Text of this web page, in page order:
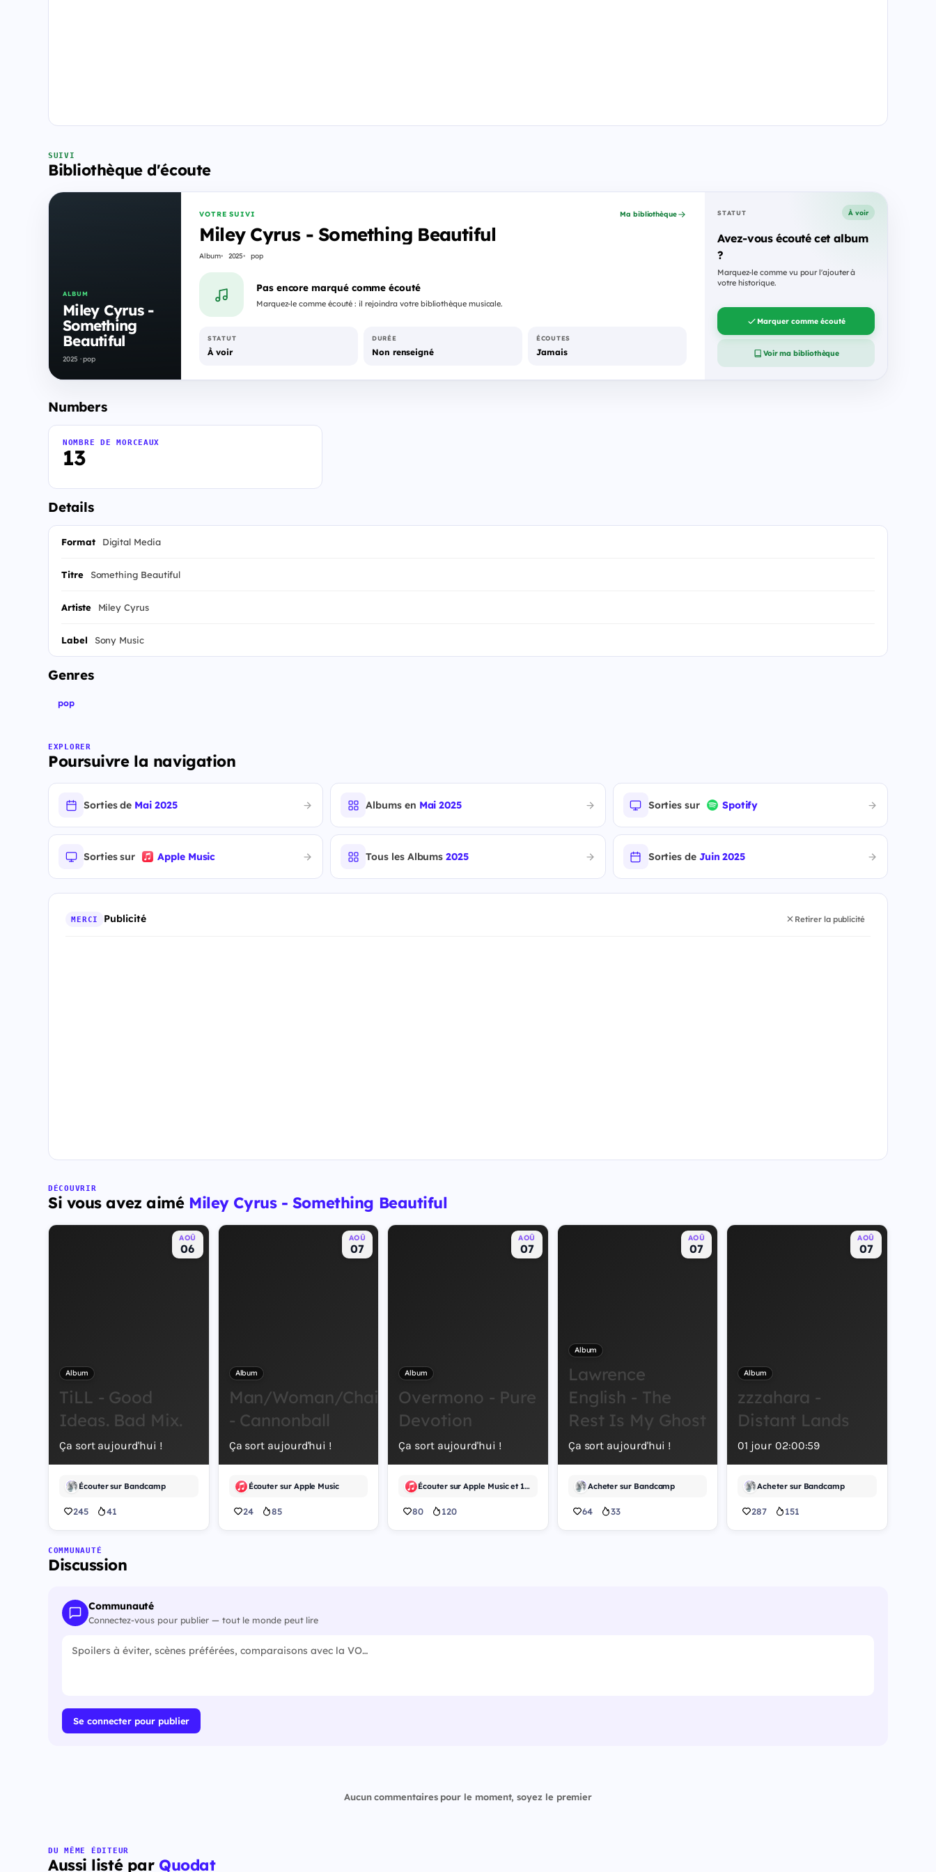
SUIVI
Bibliothèque d'écoute
ALBUM
Miley Cyrus -
Something
Beautiful
2025 · pop
VOTRE SUIVI
Miley Cyrus - Something Beautiful
Album 2025 pop
Ma bibliothèque
Pas encore marqué comme écouté
Marquez-le comme écouté : il rejoindra votre bibliothèque musicale.
STATUT
À voir
DURÉE
Non renseigné
ÉCOUTES
Jamais
STATUT À voir
Avez-vous écouté cet album
?
Marquez-le comme vu pour l'ajouter à
votre historique.
Marquer comme écouté
Voir ma bibliothèque
Numbers
13
NOMBRE DE MORCEAUX
Details
Format Digital Media
Titre Something Beautiful
Artiste Miley Cyrus
Label Sony Music
Genres
pop
EXPLORER
Poursuivre la navigation
Sorties de Mai 2025 Albums en Mai 2025 Sorties sur Spotify
Sorties sur Apple Music Tous les Albums2025 Sorties de Juin 2025
MERCI Publicité Retirer la publicité
DÉCOUVRIR
Si vous avez aimé Miley Cyrus - Something Beautiful
AOÛ
06
Album
TiLL - Good
Ideas. Bad Mix.
Ça sort aujourd'hui !
Écouter sur Bandcamp
245 41
AOÛ
07
Album
Man/Woman/Chainsaw
- Cannonball
Ça sort aujourd'hui !
Écouter sur Apple Music
24 85
AOÛ
07
Album
Overmono - Pure
Devotion
Ça sort aujourd'hui !
Écouter sur Apple Music et 1 autre
80 120
AOÛ
07
Album
Lawrence
English - The
Rest Is My Ghost
Ça sort aujourd'hui !
Acheter sur Bandcamp
64 33
AOÛ
07
Album
zzzahara -
Distant Lands
01 jour 02:00:58
Acheter sur Bandcamp
287 151
COMMUNAUTÉ
Discussion
Communauté
Connectez-vous pour publier — tout le monde peut lire
Se connecter pour publier
Aucun commentaires pour le moment, soyez le premier
DU MÊME ÉDITEUR
Aussi listé par Quodat